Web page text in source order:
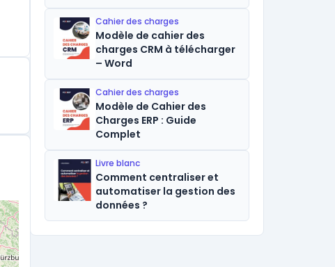
Cahier des charges
Modèle de cahier des
charges CRM à télécharger
– Word
Cahier des charges
Modèle de Cahier des
Charges ERP : Guide
Complet
Livre blanc
Comment centraliser et
automatiser la gestion des
données ?